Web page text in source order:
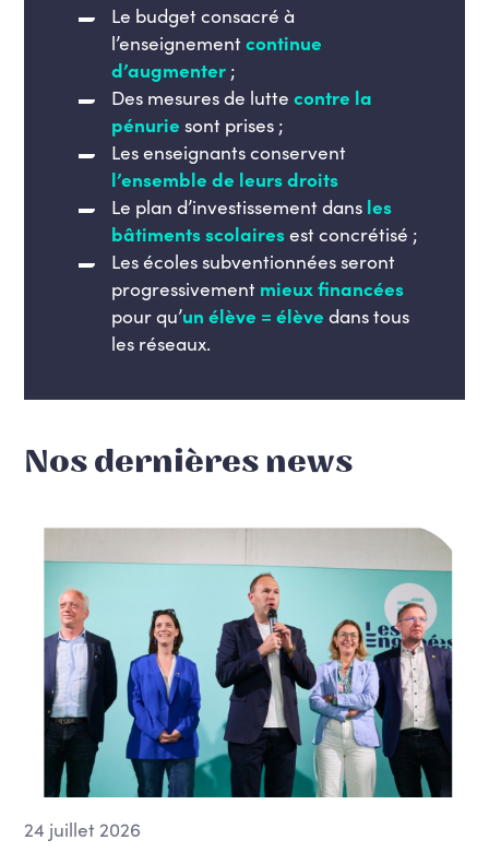
Le budget consacré à
l’enseignementcontinue
d’augmenter ;
Des mesures de luttecontre la
pénurie sont prises ;
Les enseignants conservent
l’ensemble de leurs droits
Le plan d’investissement dans les
bâtiments scolairesest concrétisé ;
Les écoles subventionnées seront
progressivement mieux financées
pour qu’un élève = élève dans tous
les réseaux.
Nos dernières news
24 juillet 2026